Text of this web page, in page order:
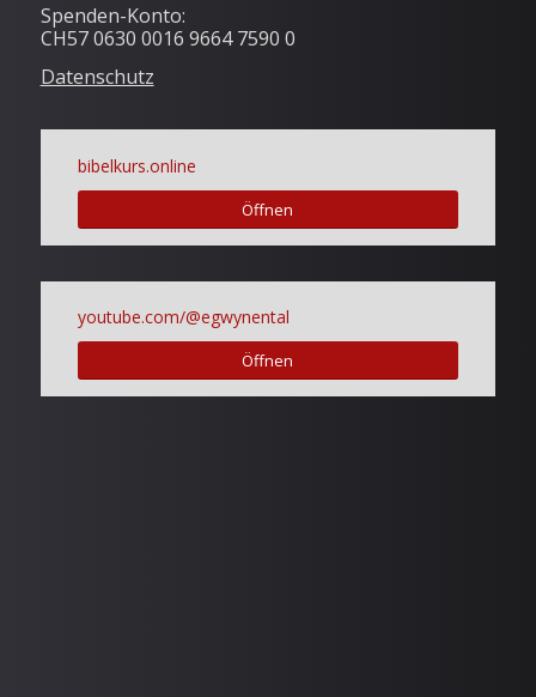
Spenden-Konto:
CH57 0630 0016 9664 7590 0
Datenschutz
bibelkurs.online
Öffnen
youtube.com/@egwynental
Öffnen